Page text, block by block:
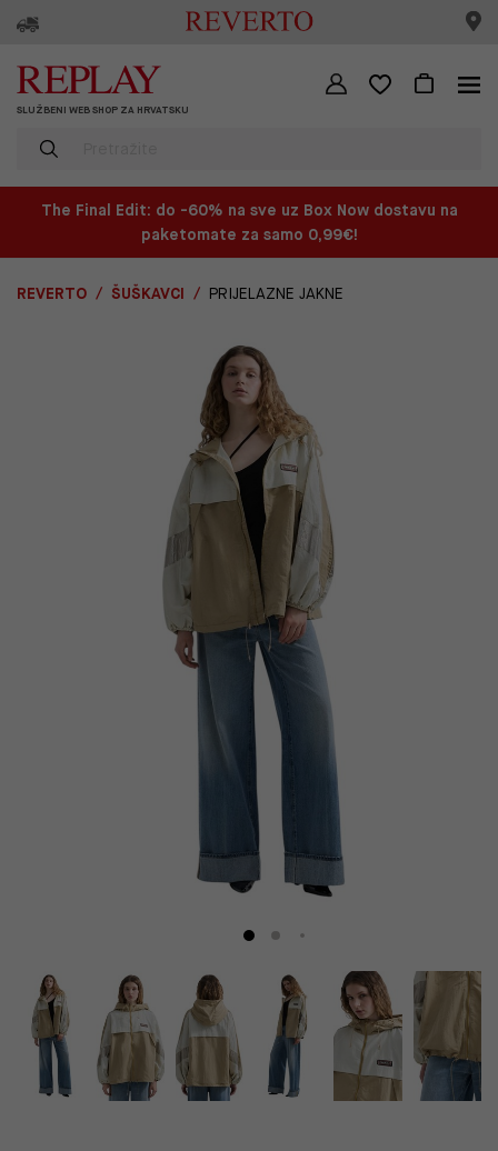
SLUŽBENI WEB SHOP ZA HRVATSKU
The Final Edit: do -60% na sve uz Box Now dostavu na
paketomate za samo 0,99€!
REVERTO ŠUŠKAVCI PRIJELAZNE JAKNE